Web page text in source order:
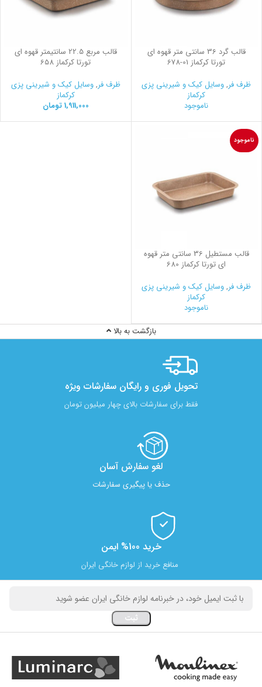
قالب گرد 36 سانتی متر قهوه ای
تورتا کرکماز 678-01
ظرف فر,وسایل کیک و شیرینی‌ پزی
کرکماز
ناموجود
قالب مربع 22.5 سانتیمتر قهوه ای
تورتا کرکماز 658
ظرف فر,وسایل کیک و شیرینی‌ پزی
کرکماز
1,911,000 تومان
ناموجود
قالب مستطیل 36 سانتی متر قهوه
ای تورتا کرکماز 680
ظرف فر,وسایل کیک و شیرینی‌ پزی
کرکماز
ناموجود
بازگشت به بالا
تحویل فوری و رایگان سفارشات ویژه
فقط برای سفارشات بالای چهار میلیون تومان
لغو سفارش آسان​
حذف یا پیگیری سفارشات
خرید 100% ایمن
منافع خرید از لوازم خانگی ایران